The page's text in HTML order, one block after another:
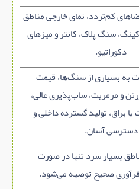
کم‌تردد، نمای خارجی مناطق
سنگ پلاک، کانتر و میزهای
دکوراتیو.
به بسیاری از سنگ‌ها، قیمت
و مرمریت، ساب‌پذیری عالی،
یا براق، تولید گسترده داخلی و
دسترسی آسان.
بسیار سرد تنها در صورت
صحیح توصیه می‌شود.